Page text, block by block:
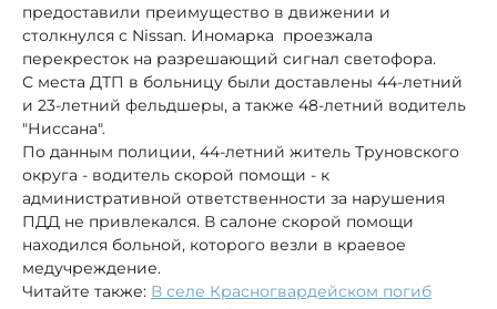
предоставили преимущество в движении и
столкнулся с Nissan. Иномарка проезжала
перекресток на разрешающий сигнал светофора.
С места ДТП в больницу были доставлены 44-летний
и 23-летний фельдшеры, а также 48-летний водитель
"Ниссана".
По данным полиции, 44-летний житель Труновского
округа - водитель скорой помощи - к
административной ответственности за нарушения
ПДД не привлекался. В салоне скорой помощи
находился больной, которого везли в краевое
медучреждение.
Читайте также: В селе Красногвардейском погиб